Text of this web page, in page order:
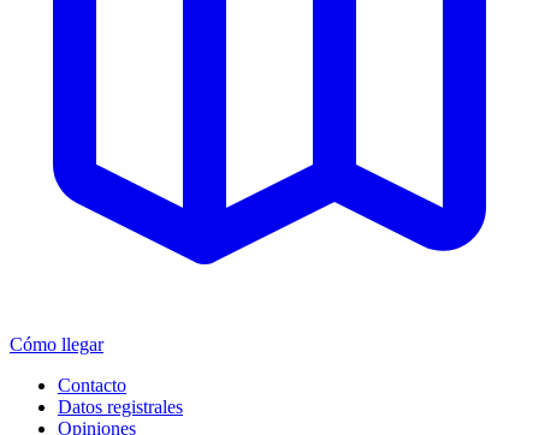
Cómo llegar
Contacto
Datos registrales
Opiniones